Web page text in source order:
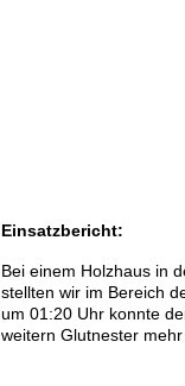
Einsatzbericht:
Bei einem Holzhaus in
stellten wir im Bereich
um 01:20 Uhr konnte
weitern Glutnester